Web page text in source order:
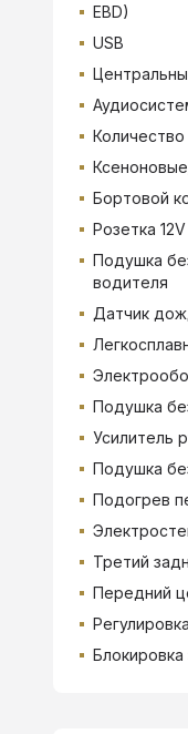
EBD)
USB
Бортовой
Розетка 12V
Подушка
водителя
Датчик
Подушка
Усилитель
Подушка
Подогрев
Третий
Передний